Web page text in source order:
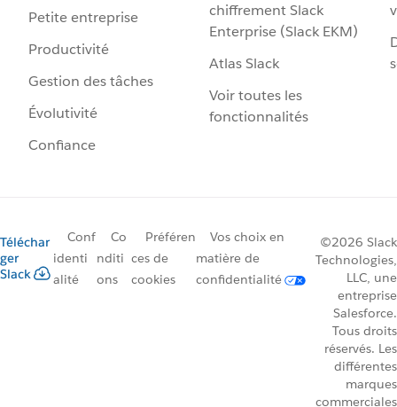
Petite entreprise
Productivité
Gestion des tâches
Évolutivité
Confiance
chiffrement Slack
Enterprise (Slack EKM)
Atlas Slack
Voir toutes les
fonctionnalités
Téléchar
ger
Slack
Conf
identi
alité
Co
nditi
ons
Préféren
ces de
cookies
Vos choix en
matière de
confidentialité
©2026 Slack
Technologies,
LLC, une
entreprise
Salesforce.
Tous droits
réservés. Les
différentes
marques
commerciales